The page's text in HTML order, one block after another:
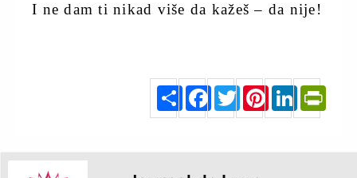
I ne dam ti nikad više da kažeš – da nije!
S
ha
e
F
a
b
o
o
k
T
w
e
r
P
re
s
t
L
d
I
n